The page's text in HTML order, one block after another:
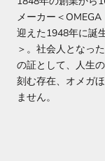
メーカー＜
迎えた1948年に誕
＞。社会人となっ
の証として、人生
刻む存在、オメガ
ません。